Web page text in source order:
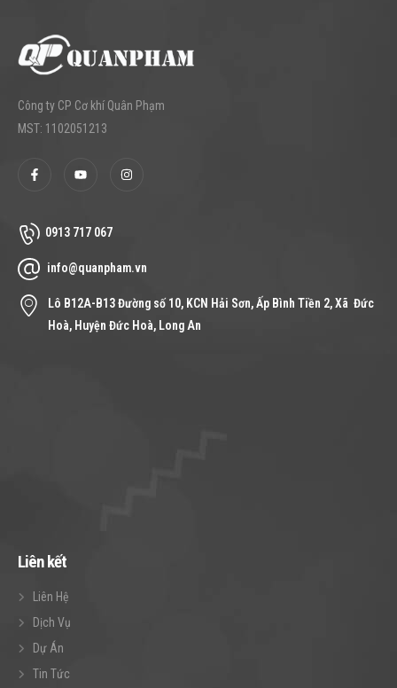
Công ty CP Cơ khí Quân Phạm
MST: 1102051213
0913 717 067
info@quanpham.vn
Lô B12A-B13 Đường số 10, KCN Hải Sơn, Ấp Bình Tiền 2, Xã Đức
Hoà, Huyện Đức Hoà, Long An
Liên kết
Liên Hệ
Dịch Vụ
Dự Án
Tin Tức